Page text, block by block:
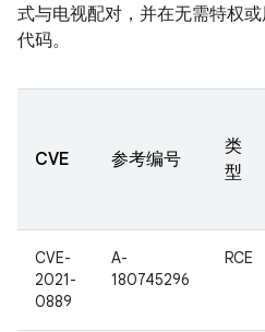
式与电视配对，并在无需特权
代码。
CVE 参考编号
类
型
CVE-
2021-
0889
A-
180745296
RCE